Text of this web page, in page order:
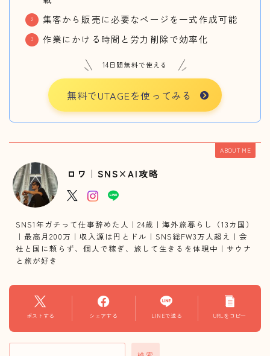
集客から販売に必要なページを一式作成可能
作業にかける時間と労力削除で効率化
14日間無料で使える
無料でUTAGEを使ってみる
ABOUT ME
ロワ｜SNS×AI攻略
SNS1年ガチって仕事辞めた人｜24歳｜海外旅暮らし（13カ国）
｜最高月200万｜収入源は円とドル｜SNS総FW3万人超え｜会
社と国に頼らず、個人で稼ぎ、旅して生きるを体現中｜サウナ
と旅が好き
ポストする シェアする LINEで送る URLをコピー